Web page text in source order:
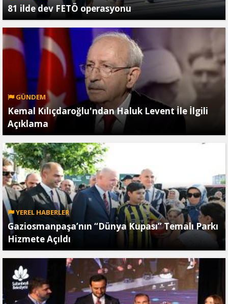
81 ilde dev FETÖ operasyonu
GÜNDEM
Kemal Kılıçdaroğlu'ndan Haluk Levent İle İlgili
Açıklama
YEREL HABERLER
Gaziosmanpaşa’nın “Dünya Kupası” Temalı Parkı
Hizmete Açıldı